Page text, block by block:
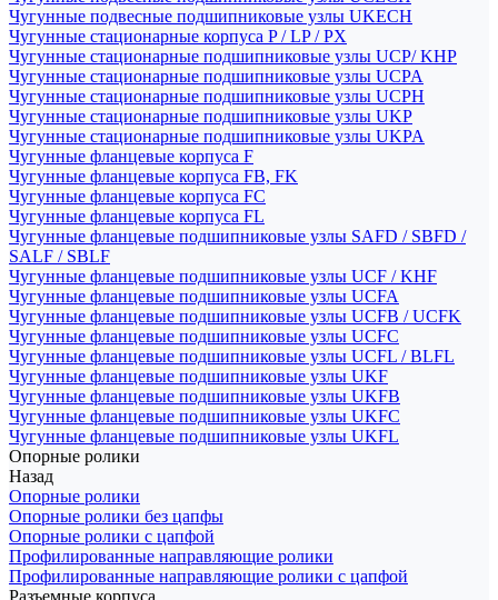
Чугунные подвесные подшипниковые узлы UKECH
Чугунные стационарные корпуса P / LP / PX
Чугунные стационарные подшипниковые узлы UCP/ KHP
Чугунные стационарные подшипниковые узлы UCPA
Чугунные стационарные подшипниковые узлы UCPH
Чугунные стационарные подшипниковые узлы UKP
Чугунные стационарные подшипниковые узлы UKPA
Чугунные фланцевые корпуса F
Чугунные фланцевые корпуса FB, FK
Чугунные фланцевые корпуса FC
Чугунные фланцевые корпуса FL
Чугунные фланцевые подшипниковые узлы SAFD / SBFD /
SALF / SBLF
Чугунные фланцевые подшипниковые узлы UCF / KHF
Чугунные фланцевые подшипниковые узлы UCFA
Чугунные фланцевые подшипниковые узлы UCFB / UCFK
Чугунные фланцевые подшипниковые узлы UCFC
Чугунные фланцевые подшипниковые узлы UCFL / BLFL
Чугунные фланцевые подшипниковые узлы UKF
Чугунные фланцевые подшипниковые узлы UKFB
Чугунные фланцевые подшипниковые узлы UKFC
Чугунные фланцевые подшипниковые узлы UKFL
Опорные ролики
Назад
Опорные ролики
Опорные ролики без цапфы
Опорные ролики с цапфой
Профилированные направляющие ролики
Профилированные направляющие ролики с цапфой
Разъемные корпуса